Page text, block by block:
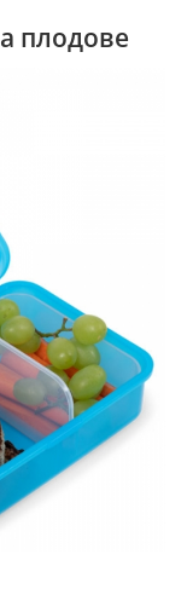
плодове